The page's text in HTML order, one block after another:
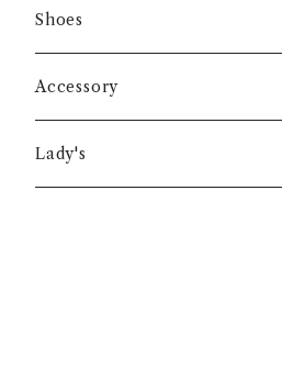
Shoes
Accessory
Lady's